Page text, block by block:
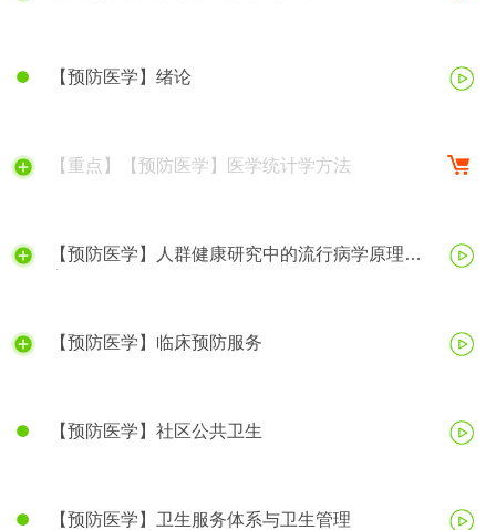
【预防医学】绪论
【重点】【预防医学】医学统计学方法
【预防医学】人群健康研究中的流行病学原理与
【预防医学】临床预防服务
【预防医学】社区公共卫生
【预防医学】卫生服务体系与卫生管理